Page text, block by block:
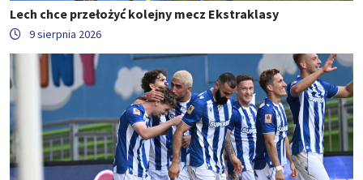
Lech chce przełożyć kolejny mecz Ekstraklasy
9 sierpnia 2026